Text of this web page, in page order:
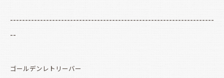
--------------------------------------------------------------------
--
ゴールデンレトリーバー